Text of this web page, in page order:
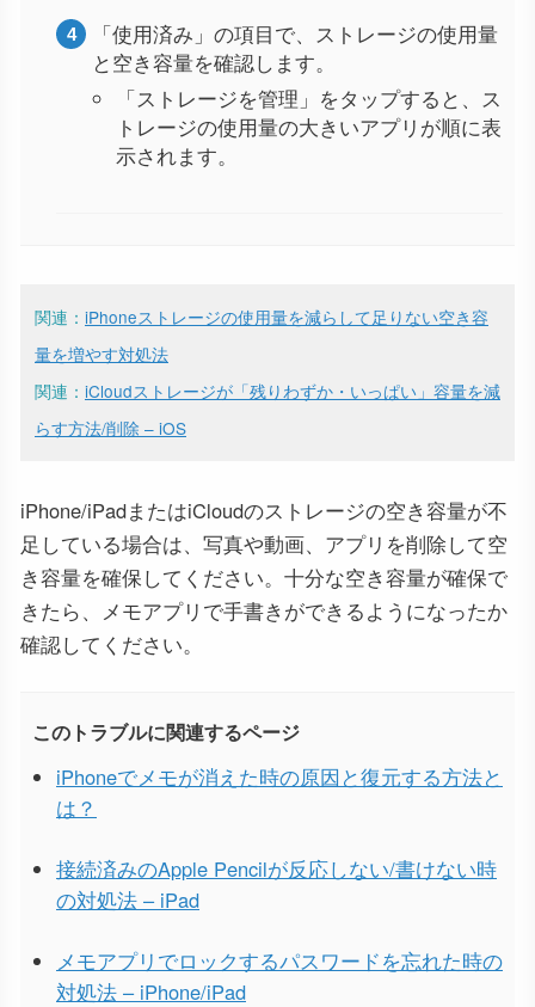
「使用済み」の項目で、ストレージの使用量
と空き容量を確認します。
「ストレージを管理」をタップすると、ス
トレージの使用量の大きいアプリが順に表
示されます。
関連： iPhoneストレージの使用量を減らして足りない空き容
量を増やす対処法
関連： iCloudストレージが「残りわずか・いっぱい」容量を減
らす方法/削除 – iOS
iPhone/iPadまたはiCloudのストレージの空き容量が不
足している場合は、写真や動画、アプリを削除して空
き容量を確保してください。十分な空き容量が確保で
きたら、メモアプリで手書きができるようになったか
確認してください。
このトラブルに関連するページ
iPhoneでメモが消えた時の原因と復元する方法と
は？
接続済みのApple Pencilが反応しない/書けない時
の対処法 – iPad
メモアプリでロックするパスワードを忘れた時の
対処法 – iPhone/iPad